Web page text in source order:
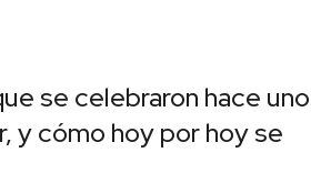
se celebraron hace
y cómo hoy por hoy se